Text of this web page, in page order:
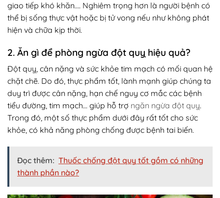
giao tiếp khó khăn…. Nghiêm trọng hơn là người bệnh có
thể bị sống thực vật hoặc bị tử vong nếu như không phát
hiện và chữa kịp thời.
2. Ăn gì để phòng ngừa đột quỵ hiệu quả?
Đột quỵ, cân nặng và sức khỏe tim mạch có mối quan hệ
chặt chẽ. Do đó, thực phẩm tốt, lành mạnh giúp chúng ta
duy trì được cân nặng, hạn chế nguy cơ mắc các bệnh
tiểu đường, tim mạch… giúp hỗ trợ ngăn ngừa đột quỵ.
Trong đó, một số thực phẩm dưới đây rất tốt cho sức
khỏe, có khả năng phòng chống được bệnh tai biến.
Đọc thêm: Thuốc chống đột quỵ tốt gồm có những
thành phần nào?